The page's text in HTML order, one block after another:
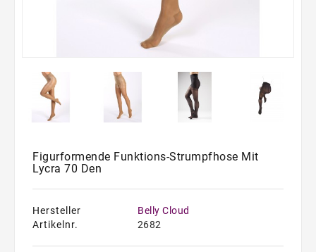
Figurformende Funktions-Strumpfhose Mit
Lycra 70 Den
Hersteller
Belly Cloud
Artikelnr.
2682